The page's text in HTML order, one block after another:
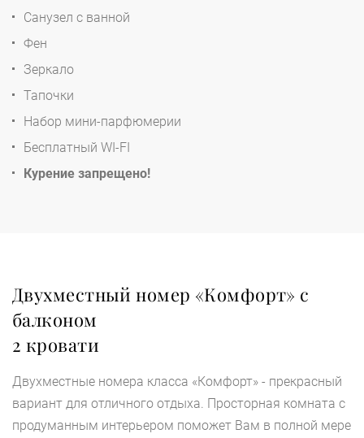
Санузел с ванной
Фен
Зеркало
Тапочки
Набор мини-парфюмерии
Бесплатный WI-FI
Курение запрещено!
Двухместный номер «Комфорт» с
балконом
2 кровати
Двухместные номера класса «Комфорт» - прекрасный
вариант для отличного отдыха. Просторная комната с
продуманным интерьером поможет Вам в полной мере